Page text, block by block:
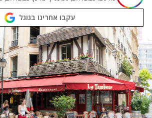
עקבו אחרינו בגוגל